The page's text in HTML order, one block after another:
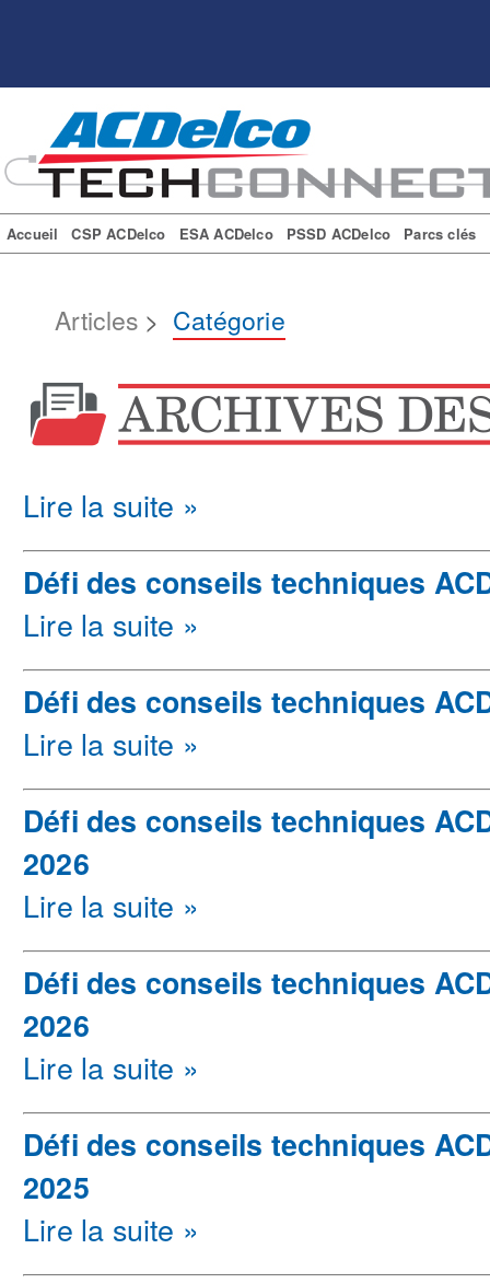
Accueil CSP ACDelco ESA ACDelco PSSD ACDelco Parcs clés
Articles > Catégorie
Lire la suite »
Défi des conseils techniques
Lire la suite »
Défi des conseils techniques
Lire la suite »
Défi des conseils techniques
2026
Lire la suite »
Défi des conseils techniques
2026
Lire la suite »
Défi des conseils techniques
2025
Lire la suite »